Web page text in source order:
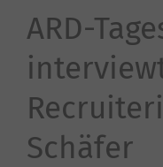
ARD-
Schäfer